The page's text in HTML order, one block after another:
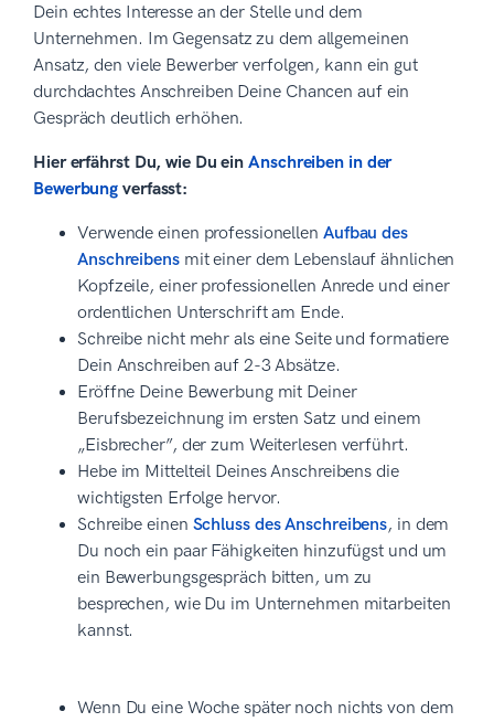
Dein echtes Interesse an der Stelle und dem
Unternehmen. Im Gegensatz zu dem allgemeinen
Ansatz, den viele Bewerber verfolgen, kann ein gut
durchdachtes Anschreiben Deine Chancen auf ein
Gespräch deutlich erhöhen.
Hier erfährst Du, wie Du einAnschreiben in der
Bewerbung verfasst:
Verwende einen professionellen Aufbau des
Anschreibensmit einer dem Lebenslauf ähnlichen
Kopfzeile, einer professionellen Anrede und einer
ordentlichen Unterschrift am Ende.
Schreibe nicht mehr als eine Seite und formatiere
Dein Anschreiben auf 2-3 Absätze.
Eröffne Deine Bewerbung mit Deiner
Berufsbezeichnung im ersten Satz und einem
„Eisbrecher”, der zum Weiterlesen verführt.
Hebe im Mittelteil Deines Anschreibens die
wichtigsten Erfolge hervor.
Schreibe einen Schluss des Anschreibens, in dem
Du noch ein paar Fähigkeiten hinzufügst und um
ein Bewerbungsgespräch bitten, um zu
besprechen, wie Du im Unternehmen mitarbeiten
kannst.
Wenn Du eine Woche später noch nichts von dem